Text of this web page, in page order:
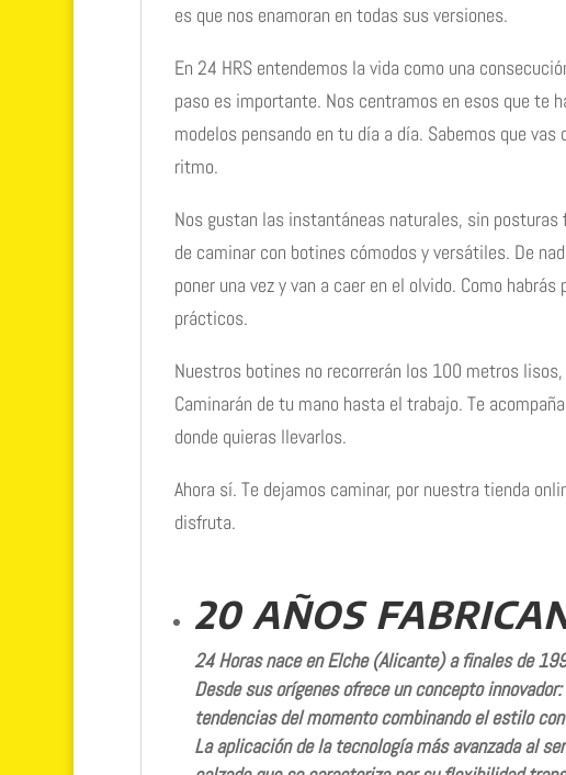
es que nos enamoran en todas sus versiones.
En 24 HRS entendemos la vida como una
paso es importante. Nos centramos en esos que te
modelos pensando en tu día a día. Sabemos que
ritmo.
Nos gustan las instantáneas naturales, sin posturas
de caminar con botines cómodos y versátiles. De
poner una vez y van a caer en el olvido. Como
prácticos.
Nuestros botines no recorrerán los 100 metros
Caminarán de tu mano hasta el trabajo. Te
donde quieras llevarlos.
Ahora sí. Te dejamos caminar, por nuestra tienda
disfruta.
20 AÑOS
24 Horas nace en Elche (Alicante) a finales de
Desde sus orígenes ofrece un concepto innovador:
tendencias del momento combinando el estilo
La aplicación de la tecnología más avanzada al